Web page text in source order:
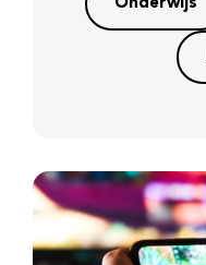
Onderwijs